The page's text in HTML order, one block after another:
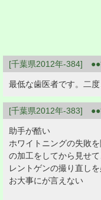
[千葉県2012年-384]
最低な歯医者です。二度
[千葉県2012年-383]
助手が酷い
ホワイトニングの失敗
の加工をしてから見せ
レントゲンの撮り直し
お大事にが言えない